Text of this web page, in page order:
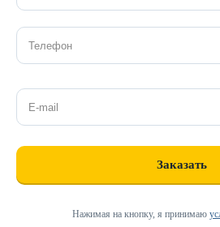
Нажимая на кнопку, я принимаю